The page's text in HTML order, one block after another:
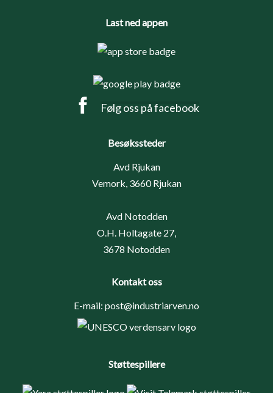
Last ned appen
Følg oss på facebook
Besøkssteder
Avd Rjukan
Vemork, 3660 Rjukan
Avd Notodden
O.H. Holtagate 27,
3678 Notodden
Kontakt oss
E-mail: post@industriarven.no
Støttespillere